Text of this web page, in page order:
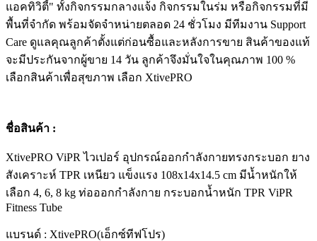
แอคทิวิตี้" ทั้งกิจกรรมกลางแจ้ง กิจกรรมในร่ม หรือกิจกรรมที่มี
พื้นที่จำกัด พร้อมจัดจำหน่ายตลอด 24 ชั่วโมง มีทีมงาน Support
Care ดูแลคุณลูกค้าตั้งแต่ก่อนซื้อและหลังการขาย สินค้าของแท้
จะมีประกันจากผู้ขาย 14 วัน ลูกค้าจึงมั่นใจในคุณภาพ 100 %
เลือกสินค้าเพื่อสุขภาพ เลือก XtivePRO
ชื่อสินค้า :
XtivePRO ViPR ไวเปอร์ อุปกรณ์ออกกำลังกายทรงกระบอก ยาง
สังเคราะห์ TPR เหนียว แข็งแรง 108x14x14.5 cm มีน้ำหนักให้
เลือก 4, 6, 8 kg ท่อออกกำลังกาย กระบอกน้ำหนัก TPR ViPR
Fitness Tube
แบรนด์ : XtivePRO(เอ็กซ์ทีฟโปร)